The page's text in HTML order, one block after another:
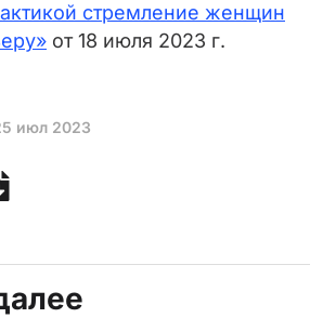
стремление женщин
от 18 июля 2023 г.
июл 2023